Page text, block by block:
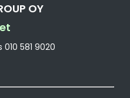
OY
581 9020